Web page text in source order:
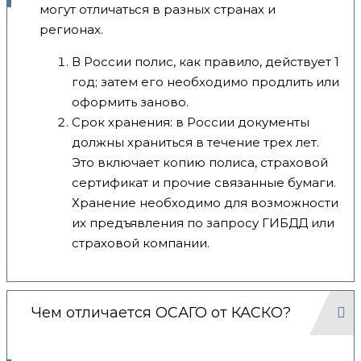
могут отличаться в разных странах и
регионах.
В России полис, как правило, действует 1
год; затем его необходимо продлить или
оформить заново.
Срок хранения: в России документы
должны храниться в течение трех лет.
Это включает копию полиса, страховой
сертификат и прочие связанные бумаги.
Хранение необходимо для возможности
их предъявления по запросу ГИБДД или
страховой компании.
Чем отличается ОСАГО от КАСКО?